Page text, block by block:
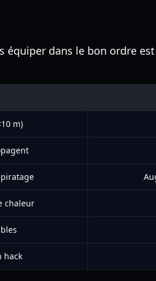
dans le bon ordre
m)
chaleur
hack